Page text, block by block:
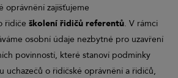
oprávnění zajišťujeme
řidiče školení řidičů referentů. V rámci
osobní údaje nezbytné pro uzavření
povinností, které stanoví podmínky
uchazečů o řidičské oprávnění a řidičů,